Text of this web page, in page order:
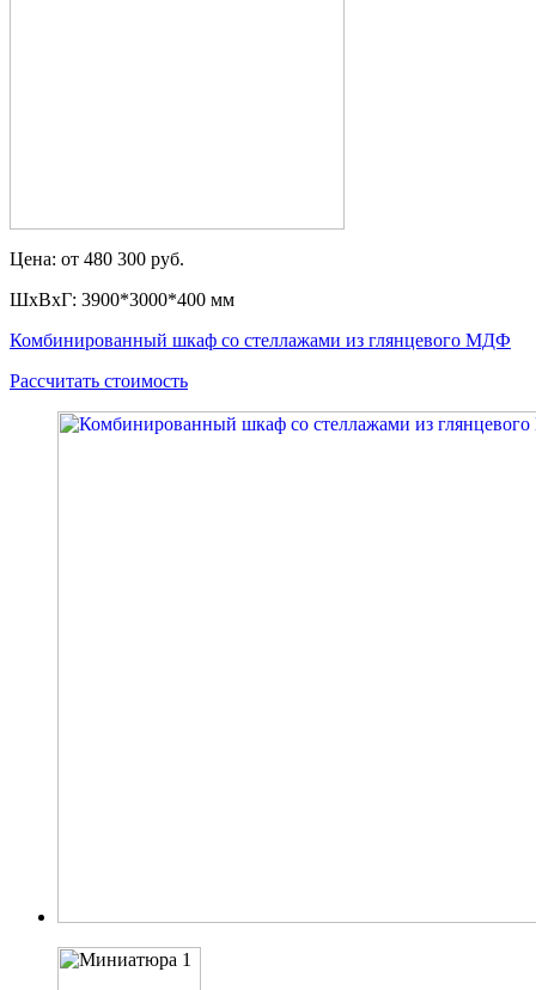
Цена: от 480 300 руб.
ШxВxГ: 3900*3000*400 мм
Комбинированный шкаф со стеллажами из глянцевого МДФ
Рассчитать стоимость